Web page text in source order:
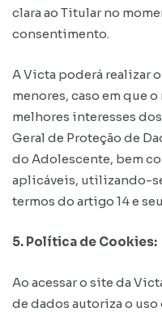
clara ao Titular no
consentimento.
A Victa poderá realizar
menores, caso em que
melhores interesses
Geral de Proteção de
do Adolescente, bem
aplicáveis, utilizando-
termos do artigo 14 e
5. Política de Cookies:
Ao acessar o site da
de dados autoriza o